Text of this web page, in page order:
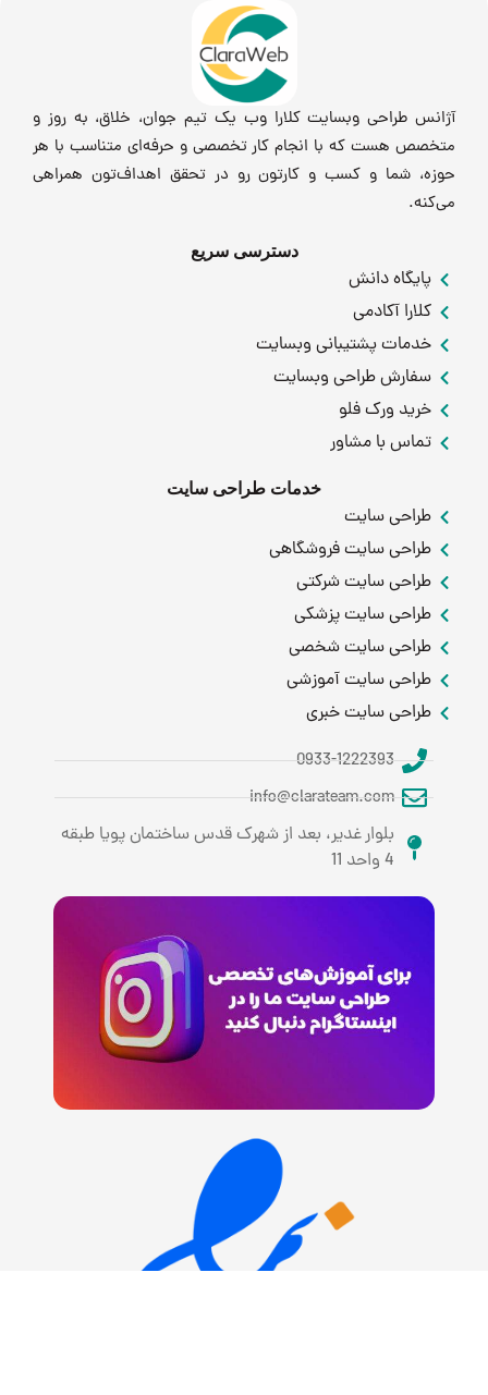
آژانس طراحی وبسایت کلارا وب یک تیم جوان، خلاق، به روز و
متخصص هست که با انجام کار تخصصی و حرفه‌ای متناسب با هر
حوزه، شما و کسب و کارتون رو در تحقق اهداف‌تون همراهی
می‌کنه.
دسترسی سریع
پایگاه دانش
کلارا آکادمی
خدمات پشتیبانی وبسایت
سفارش طراحی وبسایت
خرید ورک فلو
تماس با مشاور
خدمات طراحی سایت
طراحی سایت
طراحی سایت فروشگاهی
طراحی سایت شرکتی
طراحی سایت پزشکی
طراحی سایت شخصی
طراحی سایت آموزشی
طراحی سایت خبری
0933-1222393
info@clarateam.com
بلوار غدیر، بعد از شهرک قدس ساختمان پویا طبقه
4 واحد 11